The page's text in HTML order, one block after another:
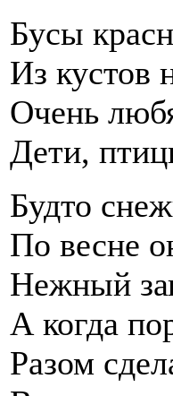
Бусы
Из кустов
Очень
Дети,
Будто
По весне
Нежный
А когда
Разом